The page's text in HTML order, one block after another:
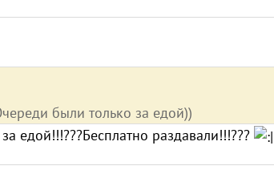
были только за едой))
едой!!!???Бесплатно раздавали!!!???